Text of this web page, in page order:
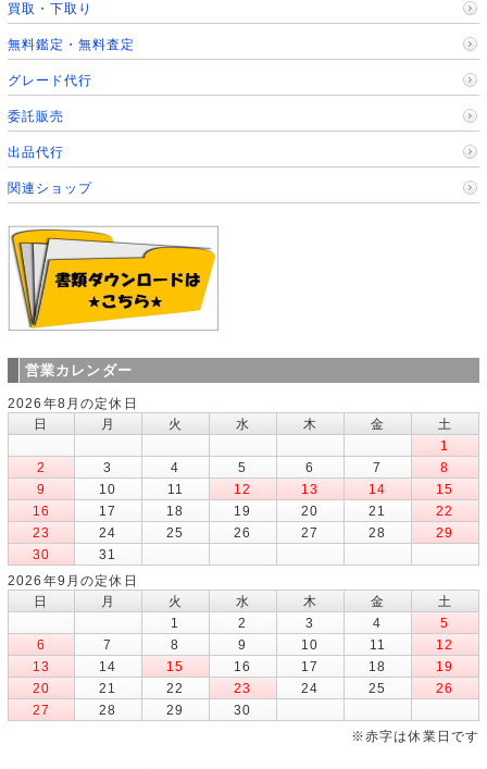
買取・下取り
無料鑑定・無料査定
グレード代行
委託販売
出品代行
関連ショップ
営業カレンダー
2026年8月の定休日
日
月 火 水 木 金
土
1
2
3 4 5 6 7
8
9
10 11 12 13 14
15
16
17 18 19 20 21
22
23
24 25 26 27 28
29
30
31
2026年9月の定休日
日
月 火 水 木 金
土
1
2 3 4
5
6
7 8 9 10 11
12
13
14 15 16 17 18
19
20
21 22 23 24 25
26
27
28 29
30
※赤字は休業日です